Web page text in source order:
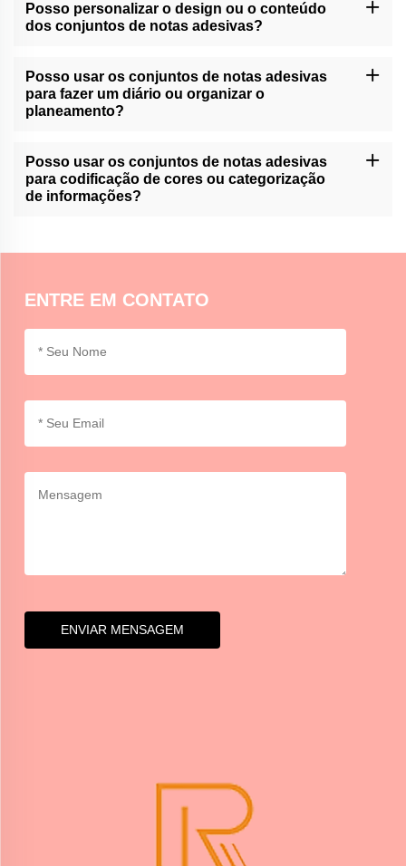
Posso personalizar o design ou o conteúdo
dos conjuntos de notas adesivas?
conjuntos de notas adesivas. Por favor, entre em contato com o
nosso suporte ao cliente ou consulte o nosso site para serviços
de personalização disponíveis.
Posso usar os conjuntos de notas adesivas
para fazer um diário ou organizar o
planeamento?
ferramenta útil para o registro de balas ou organização de
planejadores, permitindo que os usuários adicionem e movam
facilmente notas dentro de seus layouts.
Posso usar os conjuntos de notas adesivas
para codificação de cores ou categorização
de informações?
fornecendo uma maneira organizada e visual de diferenciar e
ENTRE EM CONTATO
ENVIAR MENSAGEM